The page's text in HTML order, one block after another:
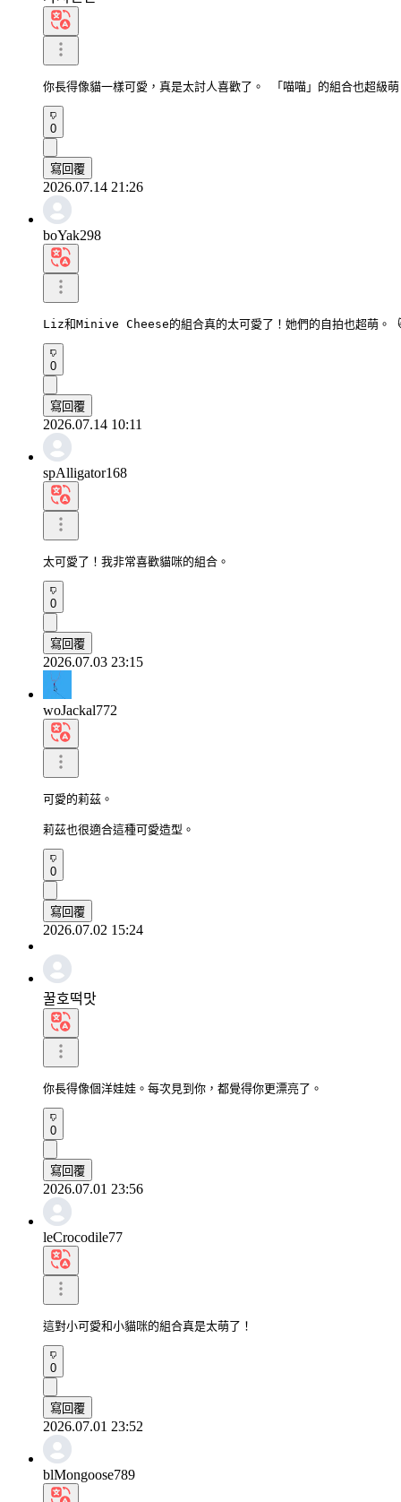
你長得像貓一樣可愛，真是太討人喜歡了。 「喵喵」的組合也超級
0
寫回覆
2026.07.14 21:26
boYak298
Liz和Minive Cheese的組合真的太可愛了！她們的自拍也超萌。
0
寫回覆
2026.07.14 10:11
spAlligator168
太可愛了！我非常喜歡貓咪的組合。
0
寫回覆
2026.07.03 23:15
woJackal772
可愛的莉茲。
莉茲也很適合這種可愛造型。
0
寫回覆
2026.07.02 15:24
꿀호떡맛
你長得像個洋娃娃。每次見到你，都覺得你更漂亮了。
0
寫回覆
2026.07.01 23:56
leCrocodile77
這對小可愛和小貓咪的組合真是太萌了！
0
寫回覆
2026.07.01 23:52
blMongoose789